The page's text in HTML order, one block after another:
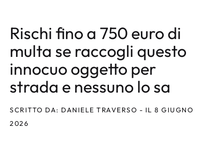
Rischi fino a 750 euro di
multa se raccogli questo
innocuo oggetto per
strada e nessuno lo sa
SCRITTO DA: DANIELE TRAVERSO - IL 8 GIUGNO
2026